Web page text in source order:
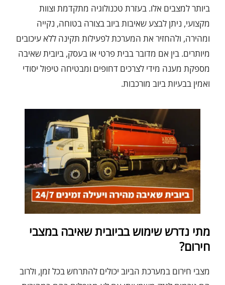
ביותר למצבים אלו. בעזרת טכנולוגיה מתקדמת וצוות
מקצועי, ניתן לבצע שאיבות ביוב בצורה בטוחה, נקייה
ומהירה, ולהחזיר את המערכת לפעילות תקינה ללא עיכובים
מיותרים. בין אם מדובר בבית פרטי או בעסק, ביובית שאיבה
מספקת מענה מידי לצרכים דחופים ומבטיחה טיפול יסודי
ואמין בבעיות ביוב מורכבות.
מתי נדרש שימוש בביובית שאיבה במצבי
חירום?
מצבי חירום במערכת הביוב יכולים להתרחש בכל זמן, ולרוב